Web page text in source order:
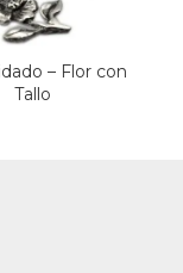
– Flor con
Tallo